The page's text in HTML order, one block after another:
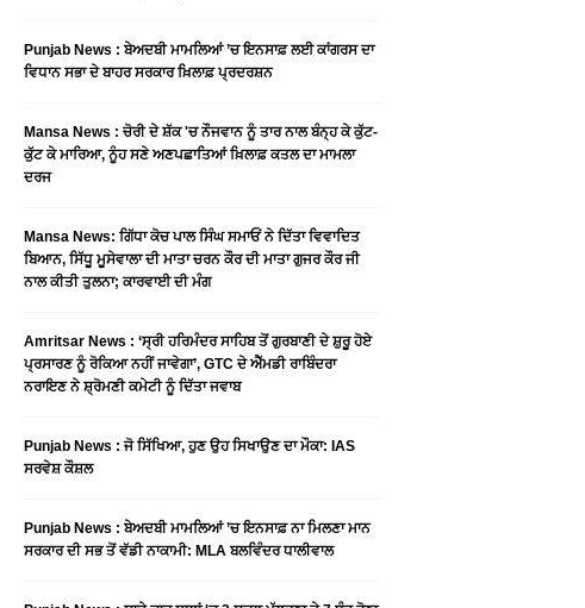
Punjab News : ਬੇਅਦਬੀ ਮਾਮਲਿਆਂ ’ਚ ਇਨਸਾਫ਼ ਲਈ ਕਾਂਗਰਸ ਦਾ
ਵਿਧਾਨ ਸਭਾ ਦੇ ਬਾਹਰ ਸਰਕਾਰ ਖ਼ਿਲਾਫ਼ ਪ੍ਰਦਰਸ਼ਨ
Mansa News : ਚੋਰੀ ਦੇ ਸ਼ੱਕ 'ਚ ਨੌਜਵਾਨ ਨੂੰ ਤਾਰ ਨਾਲ ਬੰਨ੍ਹ ਕੇ ਕੁੱਟ-
ਕੁੱਟ ਕੇ ਮਾਰਿਆ, ਨੂੰਹ ਸਣੇ ਅਣਪਛਾਤਿਆਂ ਖ਼ਿਲਾਫ਼ ਕਤਲ ਦਾ ਮਾਮਲਾ
ਦਰਜ
Mansa News: ਗਿੱਧਾ ਕੋਚ ਪਾਲ ਸਿੰਘ ਸਮਾਓਂ ਨੇ ਦਿੱਤਾ ਵਿਵਾਦਿਤ
ਬਿਆਨ, ਸਿੱਧੂ ਮੂਸੇਵਾਲਾ ਦੀ ਮਾਤਾ ਚਰਨ ਕੌਰ ਦੀ ਮਾਤਾ ਗੁਜਰ ਕੌਰ ਜੀ
ਨਾਲ ਕੀਤੀ ਤੁਲਨਾ; ਕਾਰਵਾਈ ਦੀ ਮੰਗ
Amritsar News : ‘ਸ੍ਰੀ ਹਰਿਮੰਦਰ ਸਾਹਿਬ ਤੋਂ ਗੁਰਬਾਣੀ ਦੇ ਸ਼ੁਰੂ ਹੋਏ
ਪ੍ਰਸਾਰਣ ਨੂੰ ਰੋਕਿਆ ਨਹੀਂ ਜਾਵੇਗਾ’, GTC ਦੇ ਐੱਮਡੀ ਰਾਬਿੰਦਰਾ
ਨਰਾਇਣ ਨੇ ਸ਼੍ਰੋਮਣੀ ਕਮੇਟੀ ਨੂੰ ਦਿੱਤਾ ਜਵਾਬ
Punjab News : ਜੋ ਸਿੱਖਿਆ, ਹੁਣ ਉਹ ਸਿਖਾਉਣ ਦਾ ਮੌਕਾ: IAS
ਸਰਵੇਸ਼ ਕੌਸ਼ਲ
Punjab News : ਬੇਅਦਬੀ ਮਾਮਲਿਆਂ ’ਚ ਇਨਸਾਫ਼ ਨਾ ਮਿਲਣਾ ਮਾਨ
ਸਰਕਾਰ ਦੀ ਸਭ ਤੋਂ ਵੱਡੀ ਨਾਕਾਮੀ: MLA ਬਲਵਿੰਦਰ ਧਾਲੀਵਾਲ